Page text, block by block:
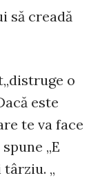
să creadă
o
este
te va face
„E
târziu. „